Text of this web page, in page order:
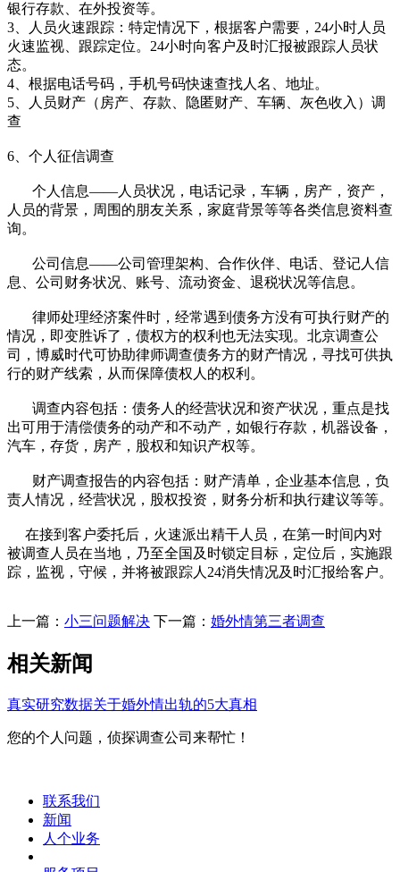
银行存款、在外投资等。
3、人员火速跟踪：特定情况下，根据客户需要，24小时人员
火速监视、跟踪定位。24小时向客户及时汇报被跟踪人员状
态。
4、根据电话号码，手机号码快速查找人名、地址。
5、人员财产（房产、存款、隐匿财产、车辆、灰色收入）调
查
6、个人征信调查
个人信息——人员状况，电话记录，车辆，房产，资产，
人员的背景，周围的朋友关系，家庭背景等等各类信息资料查
询。
公司信息——公司管理架构、合作伙伴、电话、登记人信
息、公司财务状况、账号、流动资金、退税状况等信息。
律师处理经济案件时，经常遇到债务方没有可执行财产的
情况，即变胜诉了，债权方的权利也无法实现。北京调查公
司，博威时代可协助律师调查债务方的财产情况，寻找可供执
行的财产线索，从而保障债权人的权利。
调查内容包括：债务人的经营状况和资产状况，重点是找
出可用于清偿债务的动产和不动产，如银行存款，机器设备，
汽车，存货，房产，股权和知识产权等。
财产调查报告的内容包括：财产清单，企业基本信息，负
责人情况，经营状况，股权投资，财务分析和执行建议等等。
在接到客户委托后，火速派出精干人员，在第一时间内对
被调查人员在当地，乃至全国及时锁定目标，定位后，实施跟
踪，监视，守候，并将被跟踪人24消失情况及时汇报给客户。
上一篇： 小三问题解决 下一篇： 婚外情第三者调查
相关新闻
真实研究数据关于婚外情出轨的5大真相
您的个人问题，侦探调查公司来帮忙！
联系我们
新闻
人个业务